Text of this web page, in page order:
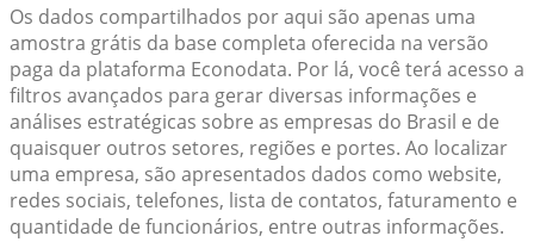
Os dados compartilhados por aqui são apenas uma
amostra grátis da base completa oferecida na versão
paga da plataforma Econodata. Por lá, você terá acesso a
filtros avançados para gerar diversas informações e
análises estratégicas sobre as empresas do Brasil e de
quaisquer outros setores, regiões e portes. Ao localizar
uma empresa, são apresentados dados como website,
redes sociais, telefones, lista de contatos, faturamento e
quantidade de funcionários, entre outras informações.